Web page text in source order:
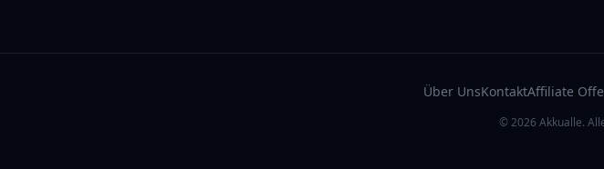
Über UnsKontaktAffiliate
© 2026 Akkualle.